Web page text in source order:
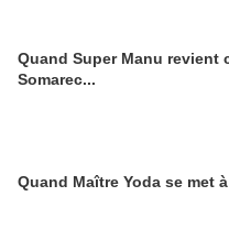
Quand Super Manu revient
Somarec...
Quand Maître Yoda se met